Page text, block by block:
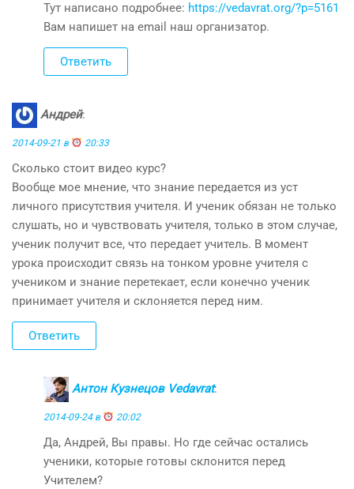
Тут написано подробнее: https://vedavrat.org/?p=5161
Вам напишет на email наш организатор.
Ответить
Андрей:
2014-09-21 в 20:33
Сколько стоит видео курс?
Вообще мое мнение, что знание передается из уст
личного присутствия учителя. И ученик обязан не только
слушать, но и чувствовать учителя, только в этом случае,
ученик получит все, что передает учитель. В момент
урока происходит связь на тонком уровне учителя с
учеником и знание перетекает, если конечно ученик
принимает учителя и склоняется перед ним.
Ответить
Антон Кузнецов Vedavrat:
2014-09-24 в 20:02
Да, Андрей, Вы правы. Но где сейчас остались
ученики, которые готовы склонится перед
Учителем?